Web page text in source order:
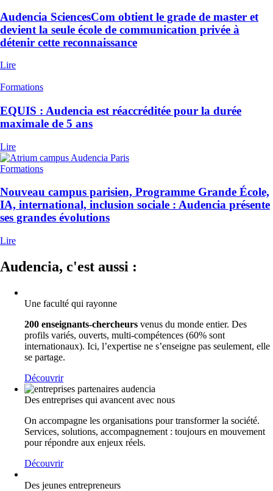
Audencia SciencesCom obtient le grade de master et
devient la seule école de communication privée à
détenir cette reconnaissance
Lire
Formations
EQUIS : Audencia est réaccréditée pour la durée
maximale de 5 ans
Lire
Formations
Nouveau campus parisien, Programme Grande École,
IA, international, inclusion sociale : Audencia présente
ses grandes évolutions
Lire
Audencia, c'est aussi :
Une faculté qui rayonne
200 enseignants-chercheurs venus du monde entier. Des
profils variés, ouverts, multi-compétences (60% sont
internationaux). Ici, l’expertise ne s’enseigne pas seulement, elle
se partage.
Découvrir
Des entreprises qui avancent avec nous
On accompagne les organisations pour transformer la société.
Services, solutions, accompagnement : toujours en mouvement
pour répondre aux enjeux réels.
Découvrir
Des jeunes entrepreneurs